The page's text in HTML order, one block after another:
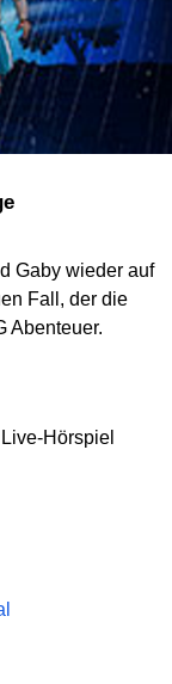
Gaby wieder auf
Fall, der die
Abenteuer.
Hörspiel